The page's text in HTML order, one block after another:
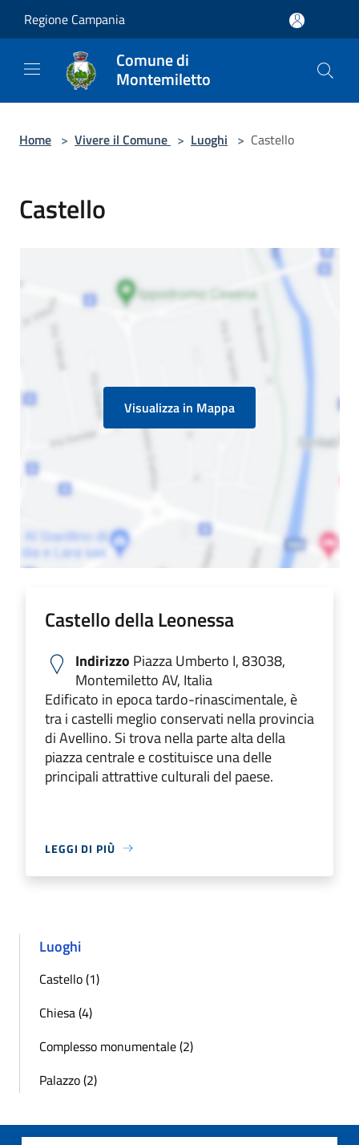
Regione Campania
Comune di
Montemiletto
Home > Vivere il Comune > Luoghi > Castello
Castello
Visualizza in Mappa
Castello della Leonessa
Indirizzo Piazza Umberto I, 83038,
Montemiletto AV, Italia
Edificato in epoca tardo-rinascimentale, è
tra i castelli meglio conservati nella provincia
di Avellino. Si trova nella parte alta della
piazza centrale e costituisce una delle
principali attrattive culturali del paese.
LEGGI DI PIÙ
Luoghi
Castello (1)
Chiesa (4)
Complesso monumentale (2)
Palazzo (2)